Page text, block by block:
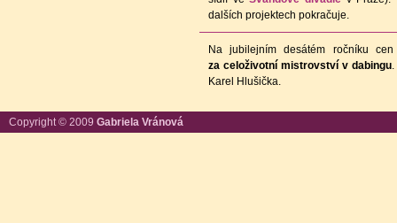
dalších projektech pokračuje.
Na jubilejním desátém ročníku
za celoživotní mistrovství v dabingu
Karel Hlušička.
Copyright © 2009 Gabriela Vránová